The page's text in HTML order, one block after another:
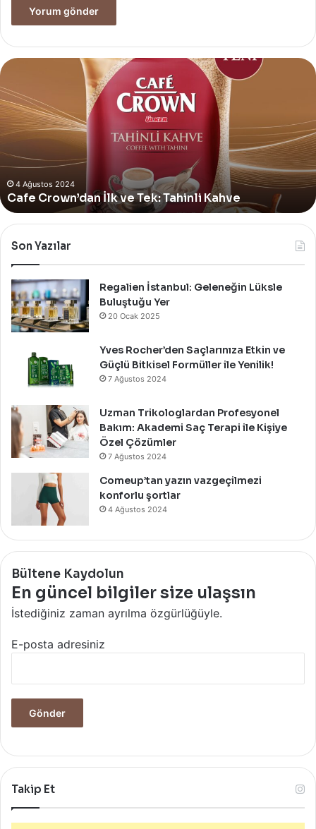
Yves
Rocher,
Momo
Bodrum’da
Yer
Alan
Yeni
Summer
Pop-
Up
Mağazasını
Özel
Bir
Kutladı!
Yves Rocher, Momo Bodrum’da Yer Alan Yeni
Summer Pop-Up Mağazasını Özel Bir Davet İle
Kutladı!
Son Yazılar
Regalien İstanbul: Geleneğin Lüksle
Buluştuğu Yer
20 Ocak 2025
Yves Rocher’den Saçlarınıza Etkin ve
Güçlü Bitkisel Formüller ile Yenilik!
7 Ağustos 2024
Uzman Trikologlardan Profesyonel
Bakım: Akademi Saç Terapi ile Kişiye
Özel Çözümler
7 Ağustos 2024
Comeup’tan yazın vazgeçilmezi
konforlu şortlar
4 Ağustos 2024
Bültene Kaydolun
En güncel bilgiler size ulaşsın
İstediğiniz zaman ayrılma özgürlüğüyle.
E-posta adresiniz
Takip Et